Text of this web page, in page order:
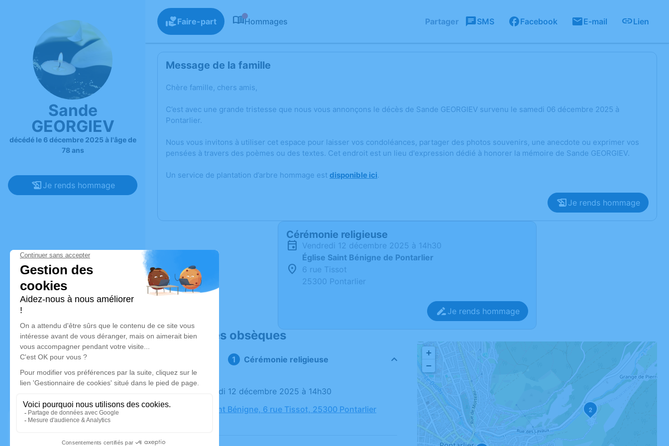
Sande
GEORGIEV
décédé le 6 décembre 2025 à l'âge de
78 ans
Je rends hommage
Faire-part Hommages Partager SMS Facebook E-mail Lien
Message de la famille
Chère famille, chers amis,
C’est avec une grande tristesse que nous vous annonçons le décès de Sande GEORGIEV survenu le samedi 06 décembre 2025 à
Pontarlier.
Nous vous invitons à utiliser cet espace pour laisser vos condoléances, partager des photos souvenirs, une anecdote ou exprimer vos
pensées à travers des poèmes ou des textes. Cet endroit est un lieu d'expression dédié à honorer la mémoire de Sande GEORGIEV.
Un service de plantation d’arbre hommage est disponible ici.
Je rends hommage
Cérémonie religieuse
vendredi 12 décembre 2025 à 14h30
Église Saint Bénigne de Pontarlier
6 rue Tissot
25300 Pontarlier
Je rends hommage
Déroulé des obsèques
Cérémonie religieuse
Le vendredi 12 décembre 2025 à 14h30
Église Saint Bénigne, 6 rue Tissot, 25300 Pontarlier
2
+
−